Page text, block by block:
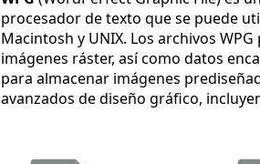
procesador de texto que se puede
Macintosh y UNIX. Los archivos
imágenes ráster, así como datos
para almacenar imágenes
avanzados de diseño gráfico,